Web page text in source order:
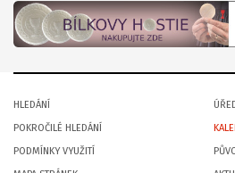
HLEDÁNÍ
POKROČILÉ HLEDÁNÍ
PODMÍNKY VYUŽITÍ